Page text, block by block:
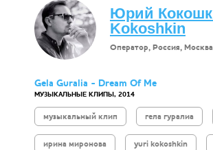
Юрий
Kokoshkin
Оператор, Россия, Москва
Gela Guralia - Dream Of Me
МУЗЫКАЛЬНЫЕ КЛИПЫ, 2014
музыкальный клип гела гуралиа
ирина миронова yuri kokoshkin